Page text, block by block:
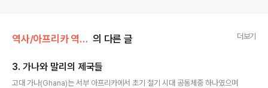
역사/아프리카 역사 100장면 의 다른 글 더보기
3. 가나와 말리의 제국들
고대 가나(Ghana)는 서부 아프리카에서 초기 철기 시대 공동체중 하나였으며